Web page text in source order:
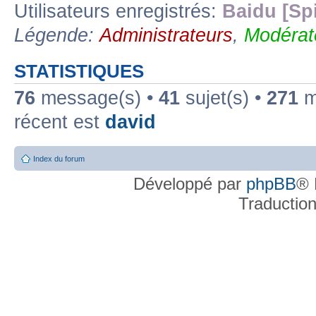
Utilisateurs enregistrés: Baidu
Légende:Administrateurs,
STATISTIQUES
76 message(s) • 41 sujet(s) • 271
récent est david
Index du forum
Développé par phpBB®